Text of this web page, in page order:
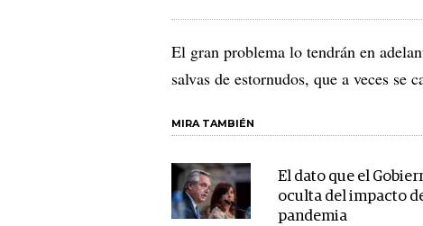
El gran problema lo tendrán en
salvas de estornudos, que a veces se
MIRA TAMBIÉN
El dato que el
oculta del impacto
pandemia